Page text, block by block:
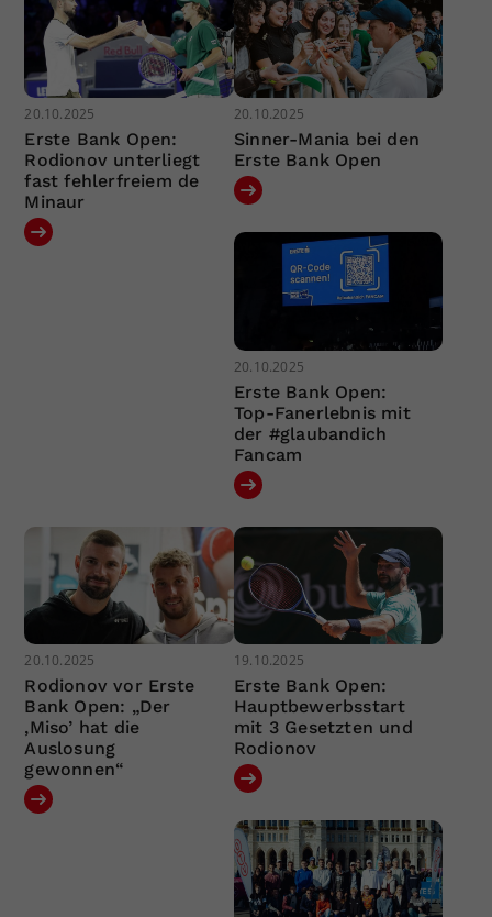
20.10.2025
Erste Bank Open:
Rodionov unterliegt
fast fehlerfreiem de
Minaur
20.10.2025
Sinner-Mania bei den
Erste Bank Open
20.10.2025
Erste Bank Open:
Top-Fanerlebnis mit
der #glaubandich
Fancam
20.10.2025
Rodionov vor Erste
Bank Open: „Der
‚Miso’ hat die
Auslosung
gewonnen“
19.10.2025
Erste Bank Open:
Hauptbewerbsstart
mit 3 Gesetzten und
Rodionov